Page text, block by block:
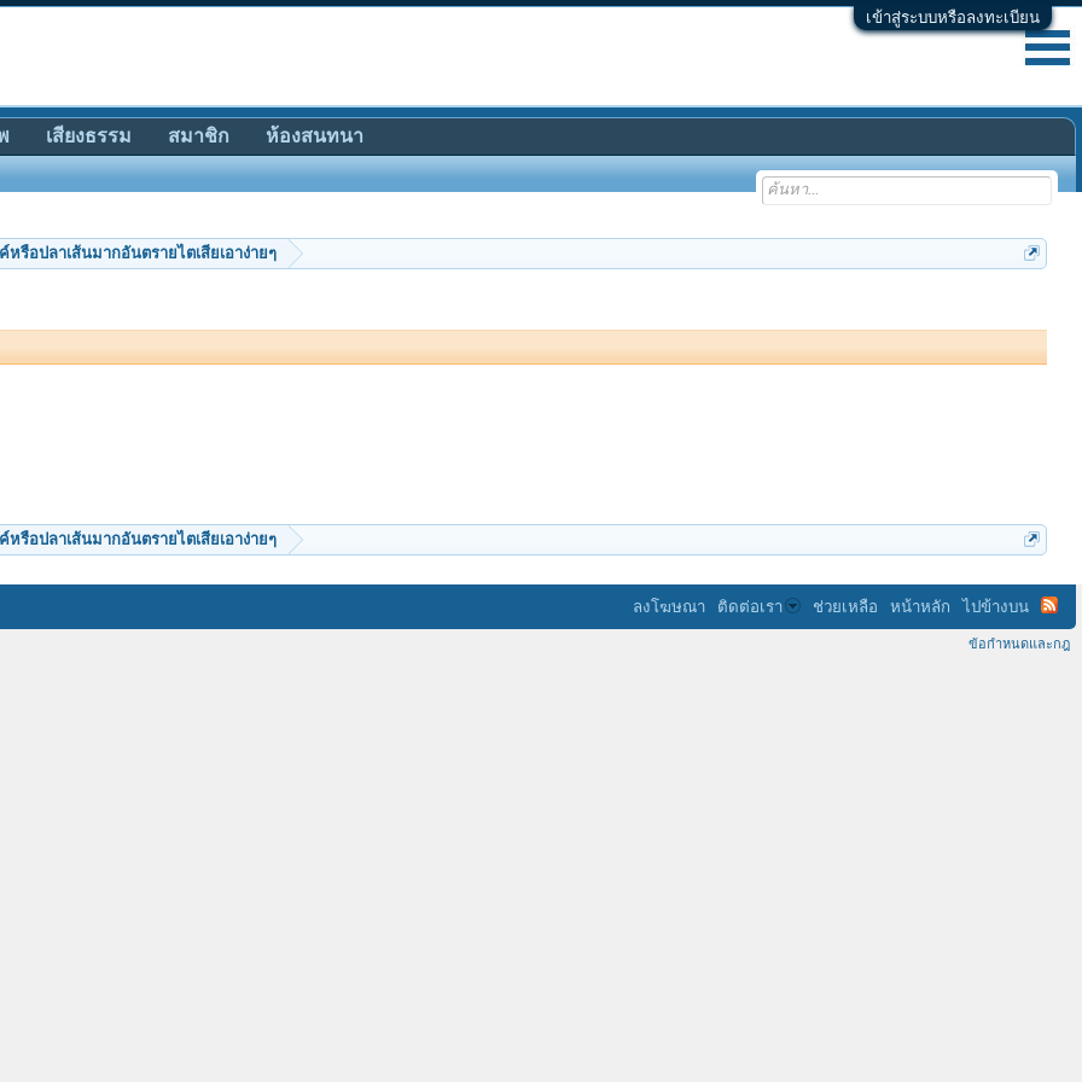
เข้าสู่ระบบหรือลงทะเบียน
หรือปลาเส้นมากอันตรายไตเสียเอาง่ายๆ
หรือปลาเส้นมากอันตรายไตเสียเอาง่ายๆ
เสียงธรรม สมาชิก ห้องสนทนา
ลงโฆษณา ติดต่อเรา ช่วยเหลือ หน้าหลัก ไปข้างบน
ข้อกำหนดและกฎ